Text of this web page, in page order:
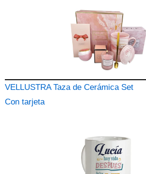
VELLUSTRA Taza de Cerámica Set
Con tarjeta